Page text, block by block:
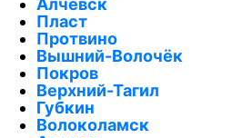
Пласт
Протвино
Вышний-Волочёк
Покров
Верхний-Тагил
Губкин
Волоколамск